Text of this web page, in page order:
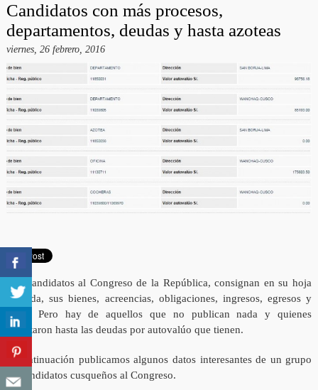
Candidatos con más procesos,
departamentos, deudas y hasta azoteas
viernes, 26 febrero, 2016
Los candidatos al Congreso de la República, consignan en su hoja
de vida, sus bienes, acreencias, obligaciones, ingresos, egresos y
otros. Pero hay de aquellos que no publican nada y quienes
reportaron hasta las deudas por autovalúo que tienen.
A continuación publicamos algunos datos interesantes de un grupo
de candidatos cusqueños al Congreso.